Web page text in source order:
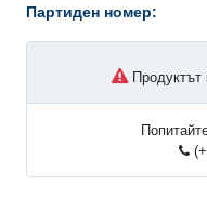
Партиден номер: